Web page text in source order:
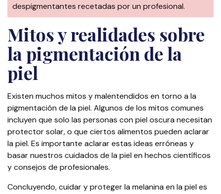
despigmentantes recetadas por un profesional.
Mitos y realidades sobre
la pigmentación de la
piel
Existen muchos mitos y malentendidos en torno a la
pigmentación de la piel. Algunos de los mitos comunes
incluyen que solo las personas con piel oscura necesitan
protector solar, o que ciertos alimentos pueden aclarar
la piel. Es importante aclarar estas ideas erróneas y
basar nuestros cuidados de la piel en hechos científicos
y consejos de profesionales.
Concluyendo, cuidar y proteger la melanina en la piel es